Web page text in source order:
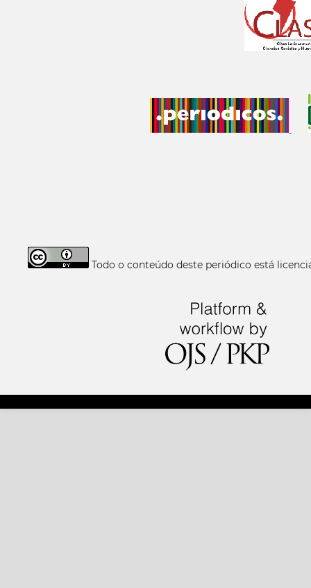
Todo o conteúdo deste periódico está